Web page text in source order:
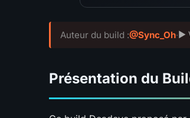
Auteur du build :@Sync_Oh·▶
Présentation du